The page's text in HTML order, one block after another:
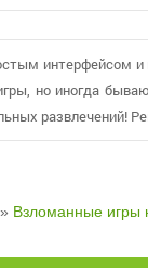
интерфейсом
но иногда
развлечений!
» Взломанные игры